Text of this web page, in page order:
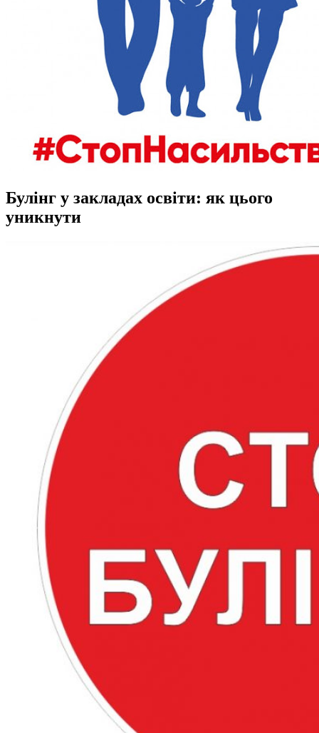
Булінг у закладах освіти: як цього
уникнути